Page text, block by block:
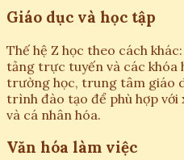
Giáo dục và học tập
Thế hệ Z học theo cách
tảng trực tuyến và các khóa
trường học, trung tâm giáo
trình đào tạo để phù hợp với
và cá nhân hóa.
Văn hóa làm việc